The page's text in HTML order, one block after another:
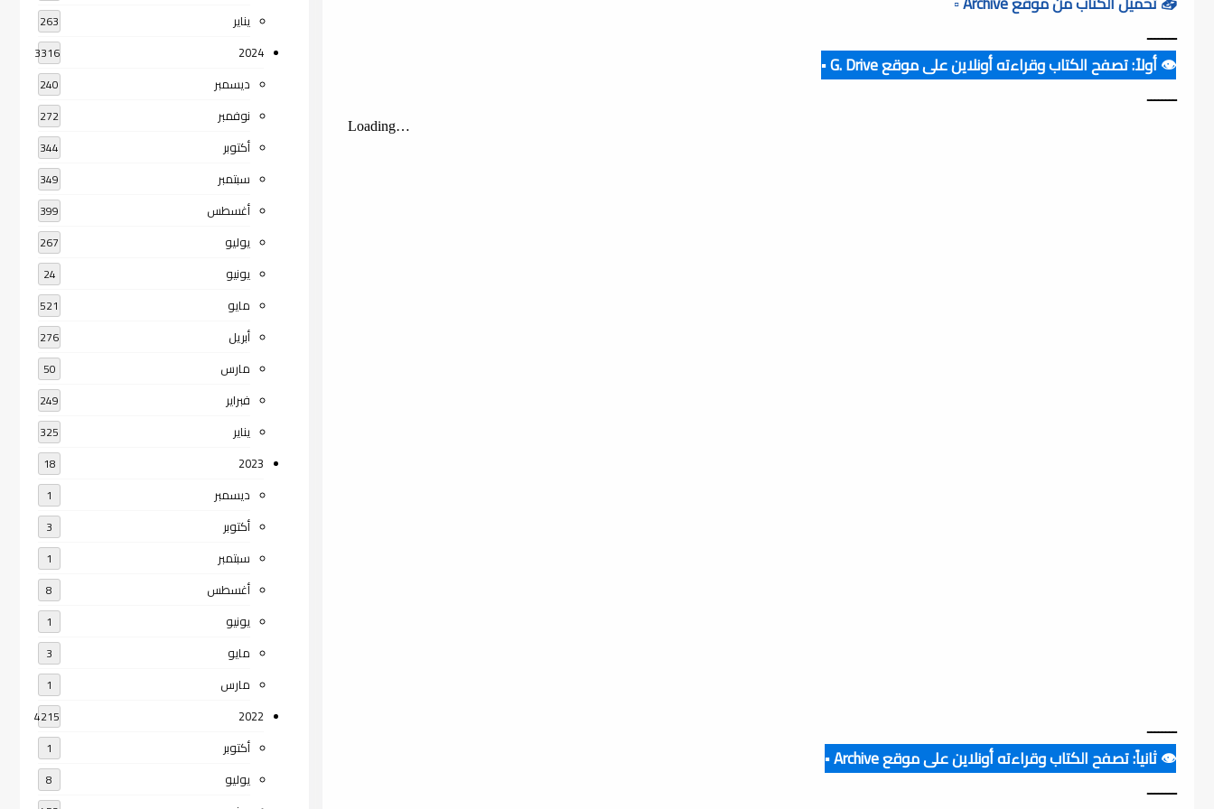
ــــــــ
👁️ أولاً: تصفح الكتاب وقراءته أونلاين على موقع G. Drive ▪️
ــــــــ
ــــــــ
👁️ ثانياً: تصفح الكتاب وقراءته أونلاين على موقع Archive ▪️
ــــــــ
يناير 263
2024
3316
ديسمبر 240
نوفمبر 272
أكتوبر 344
سبتمبر 349
أغسطس 399
يوليو 267
يونيو 24
مايو 521
أبريل 276
مارس 50
فبراير 249
يناير 325
2023
18
ديسمبر 1
أكتوبر 3
سبتمبر 1
أغسطس 8
يونيو 1
مايو 3
مارس 1
2022
4215
أكتوبر 1
يوليو 8